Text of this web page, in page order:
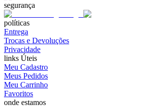
segurança
políticas
Entrega
Trocas e Devoluções
Privacidade
links Úteis
Meu Cadastro
Meus Pedidos
Meu Carrinho
Favoritos
onde estamos